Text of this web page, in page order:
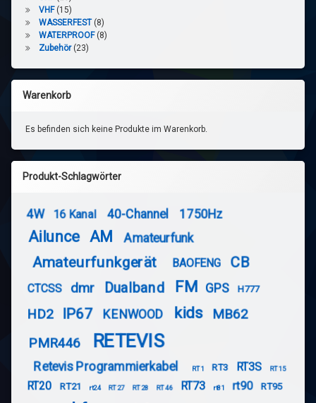
VHF (15)
WASSERFEST (8)
WATERPROOF (8)
Zubehör (23)
Warenkorb
Es befinden sich keine Produkte im Warenkorb.
Produkt-Schlagwörter
4W 16 Kanal 40-Channel 1750Hz
Ailunce AM Amateurfunk
Amateurfunkgerät BAOFENG CB
CTCSS dmr Dualband FM GPS H777
HD2 IP67 KENWOOD kids
MB62
PMR446
RETEVIS
Retevis Programmierkabel RT1 RT3 RT3S RT15
RT20 RT21 rt24 RT27 RT28 RT46 RT73 rt81 rt90 RT95